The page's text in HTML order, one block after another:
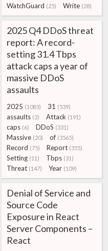
WatchGuard (25) Write (28)
2025 Q4 DDoS threat
report: A record-
setting 31.4 Tbps
attack caps a year of
massive DDoS
assaults
2025 (1083) 31 (539)
assaults (2) Attack (191)
caps (6) DDoS (331)
Massive (20) of (3565)
Record (75) Report (355)
Setting (11) Tbps (31)
Threat (147) Year (109)
Denial of Service and
Source Code
Exposure in React
Server Components –
React